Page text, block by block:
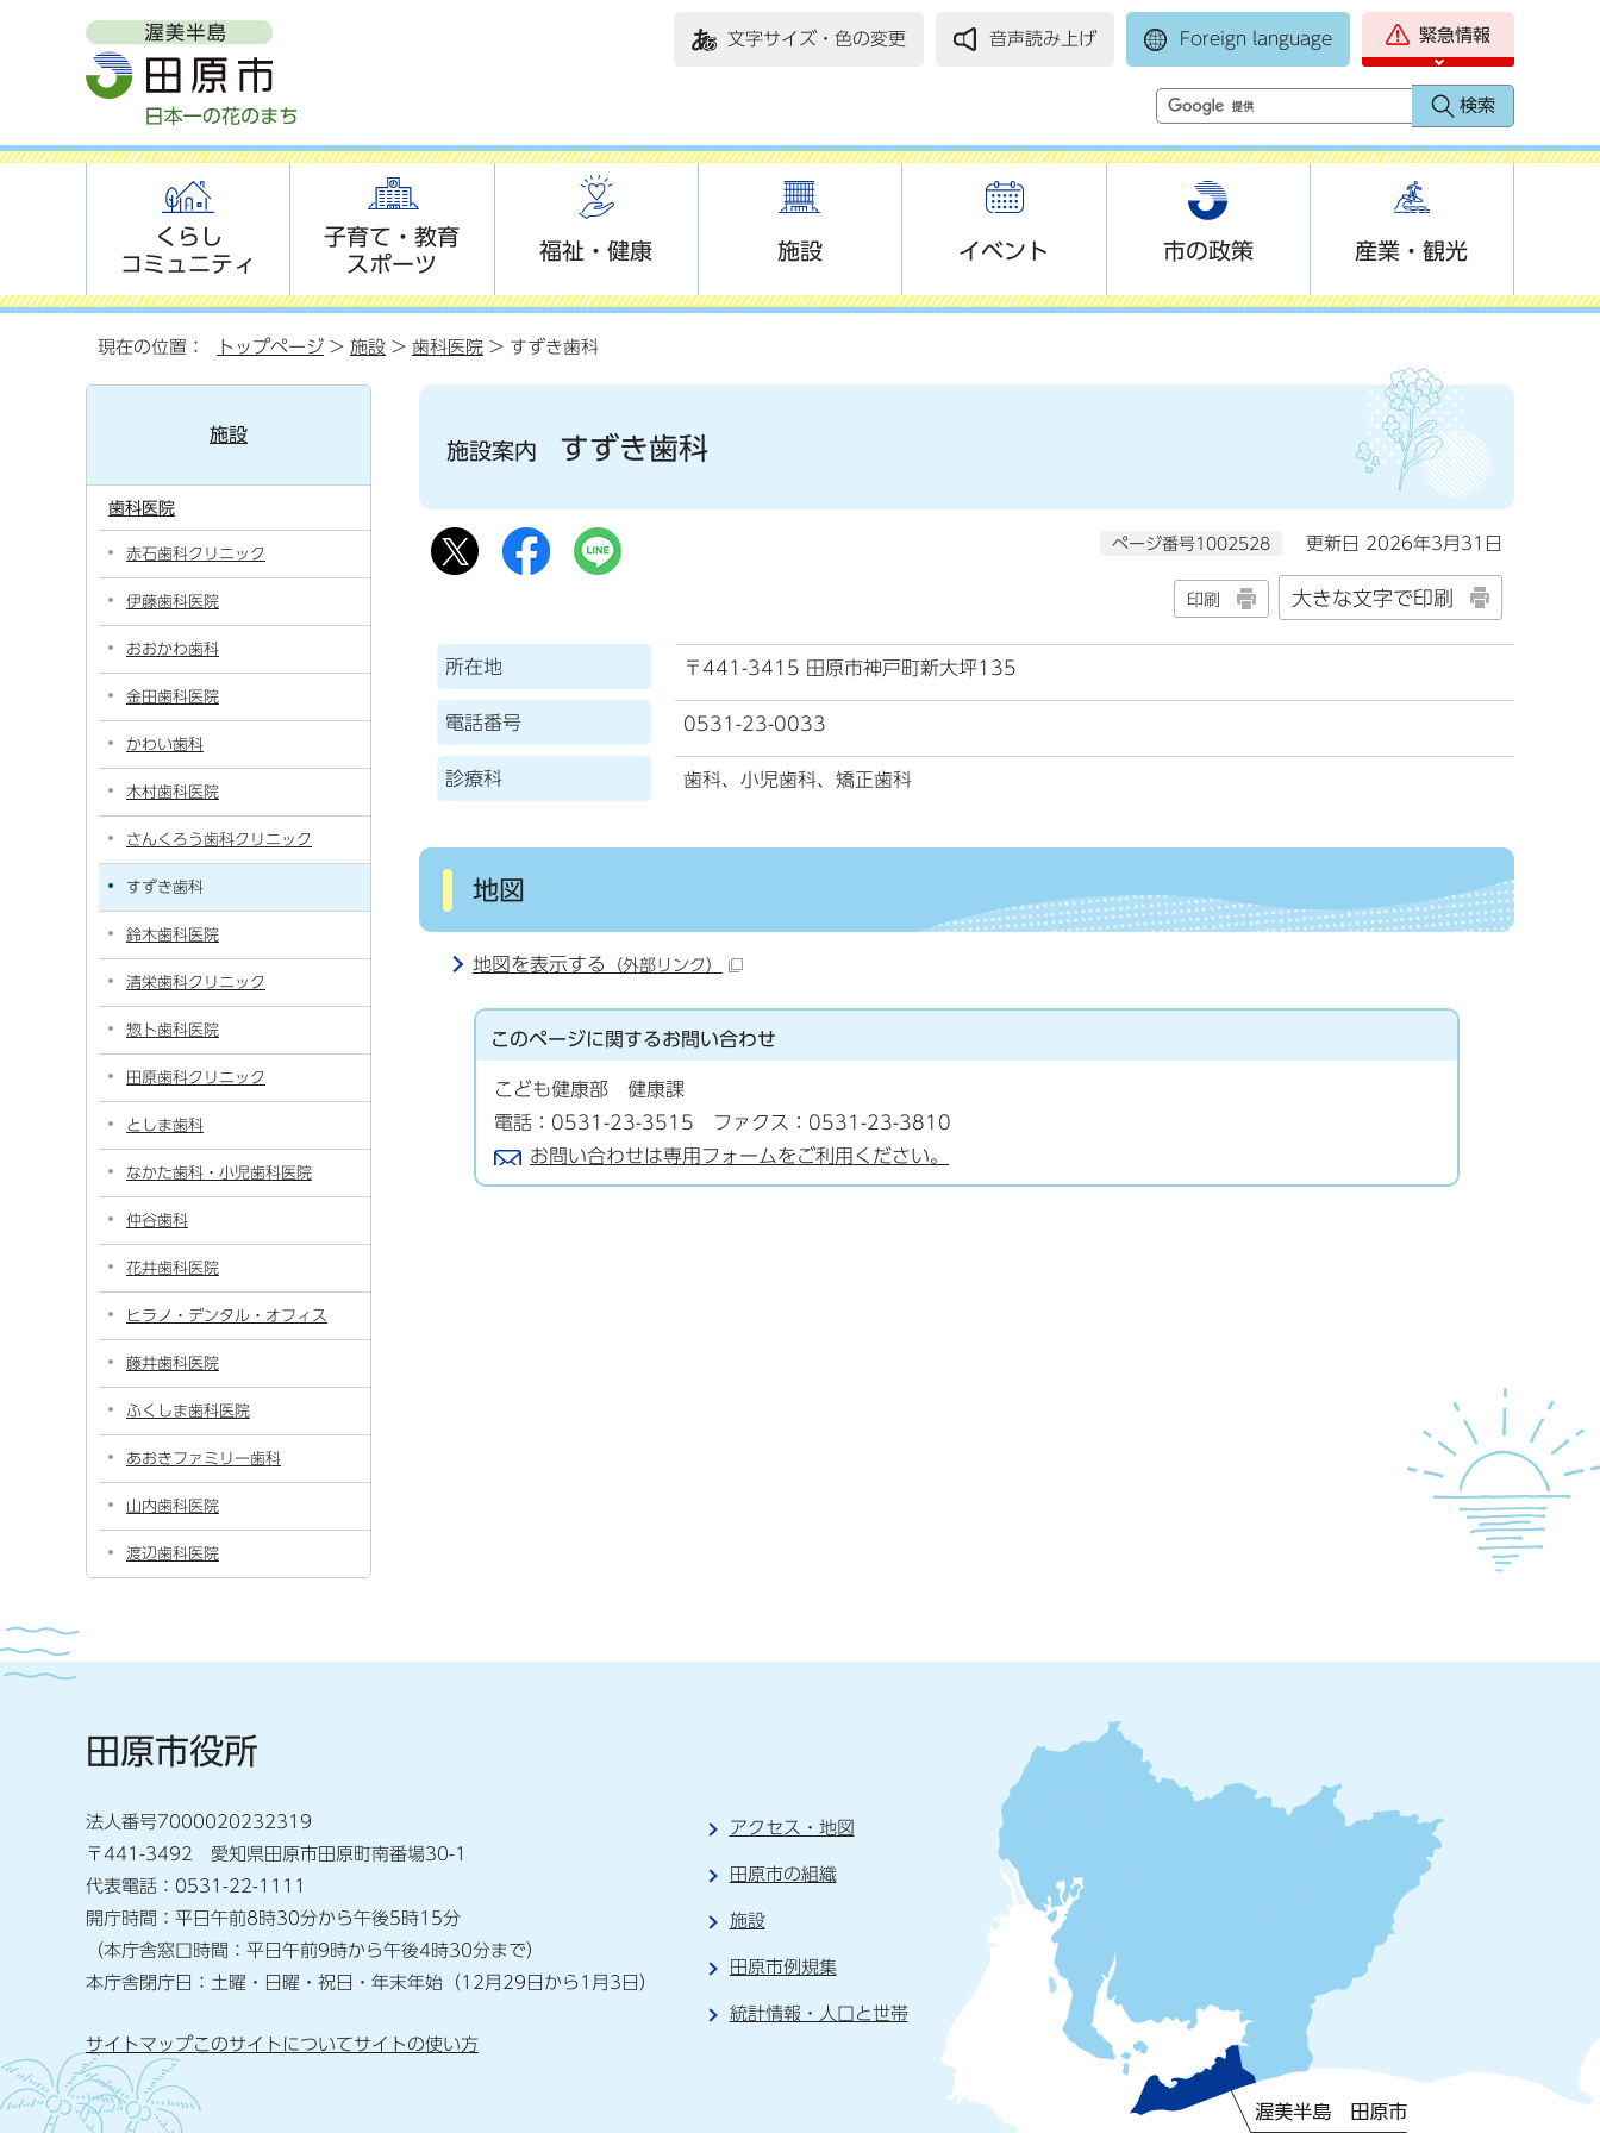
文字サイズ・色の変更 音声読み上げ Foreign language 緊急情報
くらし
コミュニティ
子育て・教育
スポーツ
福祉・健康 施設 イベント 市の政策 産業・観光
現在の位置： トップページ > 施設 > 歯科医院 > すずき歯科
施設案内 すずき歯科
ページ番号1002528 更新日 2026年3月31日
印刷 大きな文字で印刷
所在地 〒441-3415 田原市神戸町新大坪135
電話番号 0531-23-0033
診療科 歯科、小児歯科、矯正歯科
地図
地図を表示する （外部リンク）
このページに関するお問い合わせ
こども健康部 健康課
電話：0531-23-3515 ファクス：0531-23-3810
お問い合わせは専用フォームをご利用ください。
施設
歯科医院
赤石歯科クリニック
伊藤歯科医院
おおかわ歯科
金田歯科医院
かわい歯科
木村歯科医院
さんくろう歯科クリニック
すずき歯科
鈴木歯科医院
清栄歯科クリニック
惣卜歯科医院
田原歯科クリニック
としま歯科
なかた歯科・小児歯科医院
仲谷歯科
花井歯科医院
ヒラノ・デンタル・オフィス
藤井歯科医院
ふくしま歯科医院
あおきファミリー歯科
山内歯科医院
渡辺歯科医院
田原市役所
法人番号7000020232319
〒441-3492 愛知県田原市田原町南番場30-1
代表電話：0531-22-1111
開庁時間：平日午前8時30分から午後5時15分
（本庁舎窓口時間：平日午前9時から午後4時30分まで）
本庁舎閉庁日：土曜・日曜・祝日・年末年始（12月29日から1月3日）
サイトマップこのサイトについてサイトの使い方
アクセス・地図
田原市の組織
施設
田原市例規集
統計情報・人口と世帯